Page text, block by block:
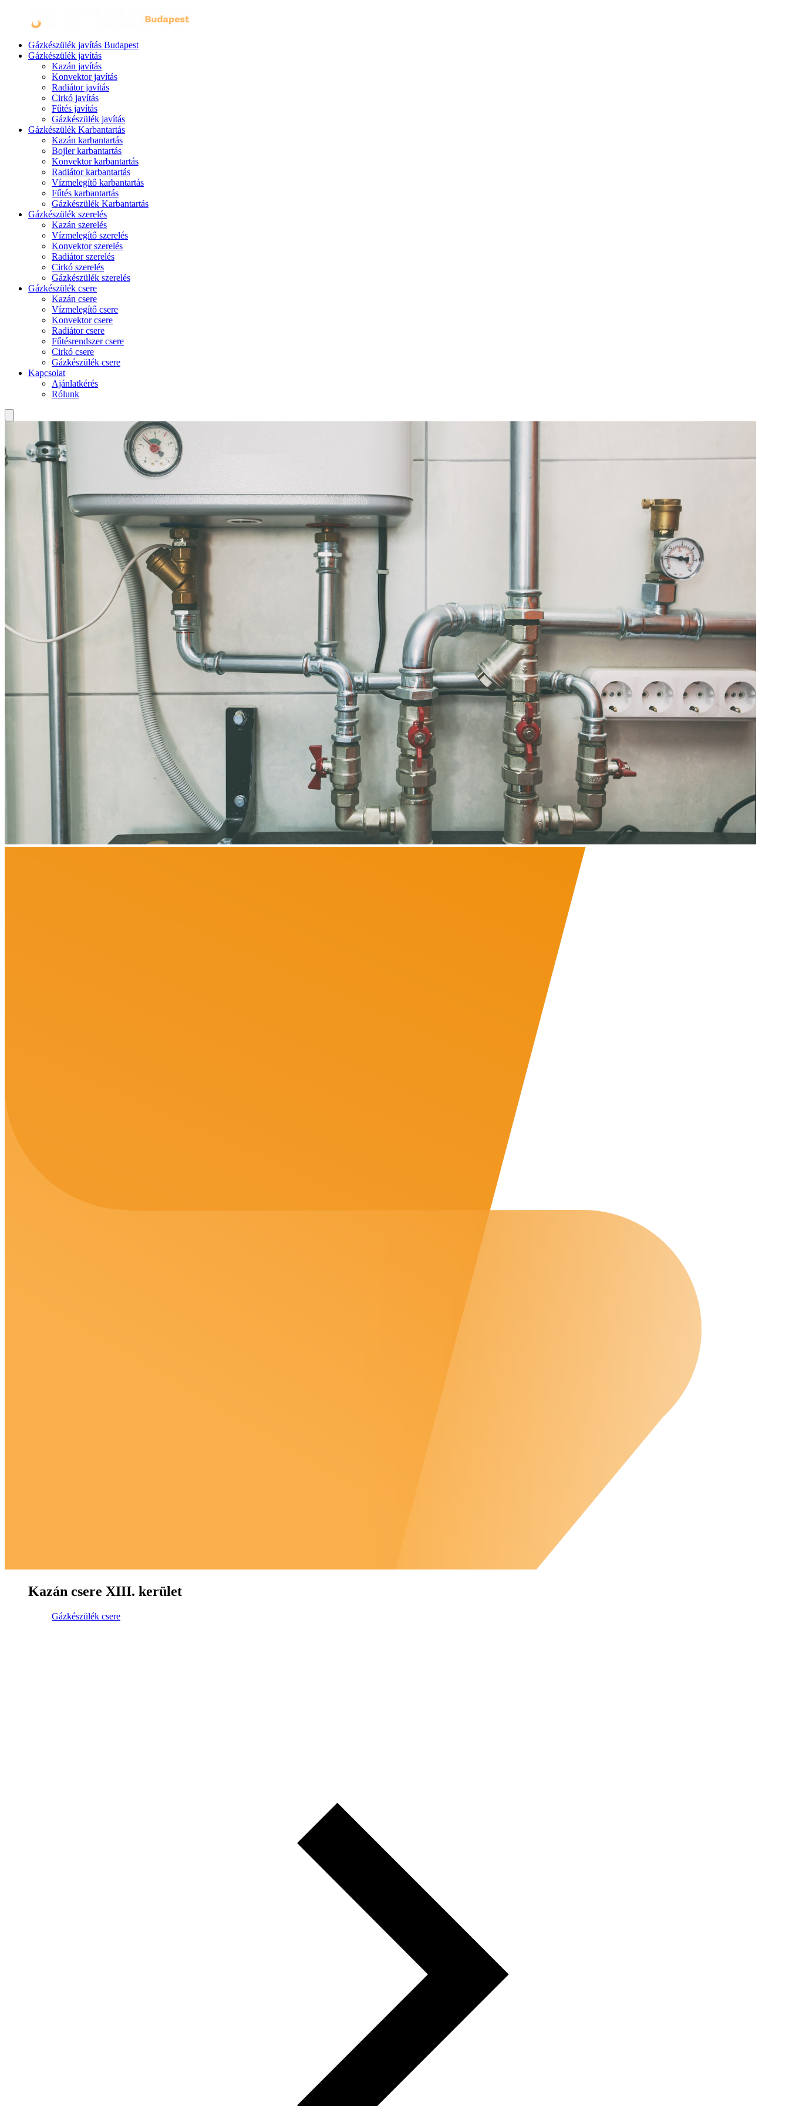
Gázkészülék javítás Budapest
Gázkészülék javítás
Kazán javítás
Konvektor javítás
Radiátor javítás
Cirkó javítás
Fűtés javítás
Gázkészülék javítás
Gázkészülék Karbantartás
Kazán karbantartás
Bojler karbantartás
Konvektor karbantartás
Radiátor karbantartás
Vízmelegítő karbantartás
Fűtés karbantartás
Gázkészülék Karbantartás
Gázkészülék szerelés
Kazán szerelés
Vízmelegítő szerelés
Konvektor szerelés
Radiátor szerelés
Cirkó szerelés
Gázkészülék szerelés
Gázkészülék csere
Kazán csere
Vízmelegítő csere
Konvektor csere
Radiátor csere
Fűtésrendszer csere
Cirkó csere
Gázkészülék csere
Kapcsolat
Ajánlatkérés
Rólunk
Kazán csere XIII. kerület
Gázkészülék csere